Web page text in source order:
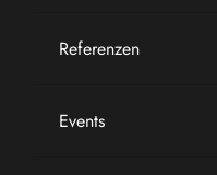
Referenzen
Events